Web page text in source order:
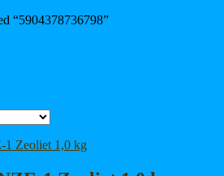
“5904378736798”